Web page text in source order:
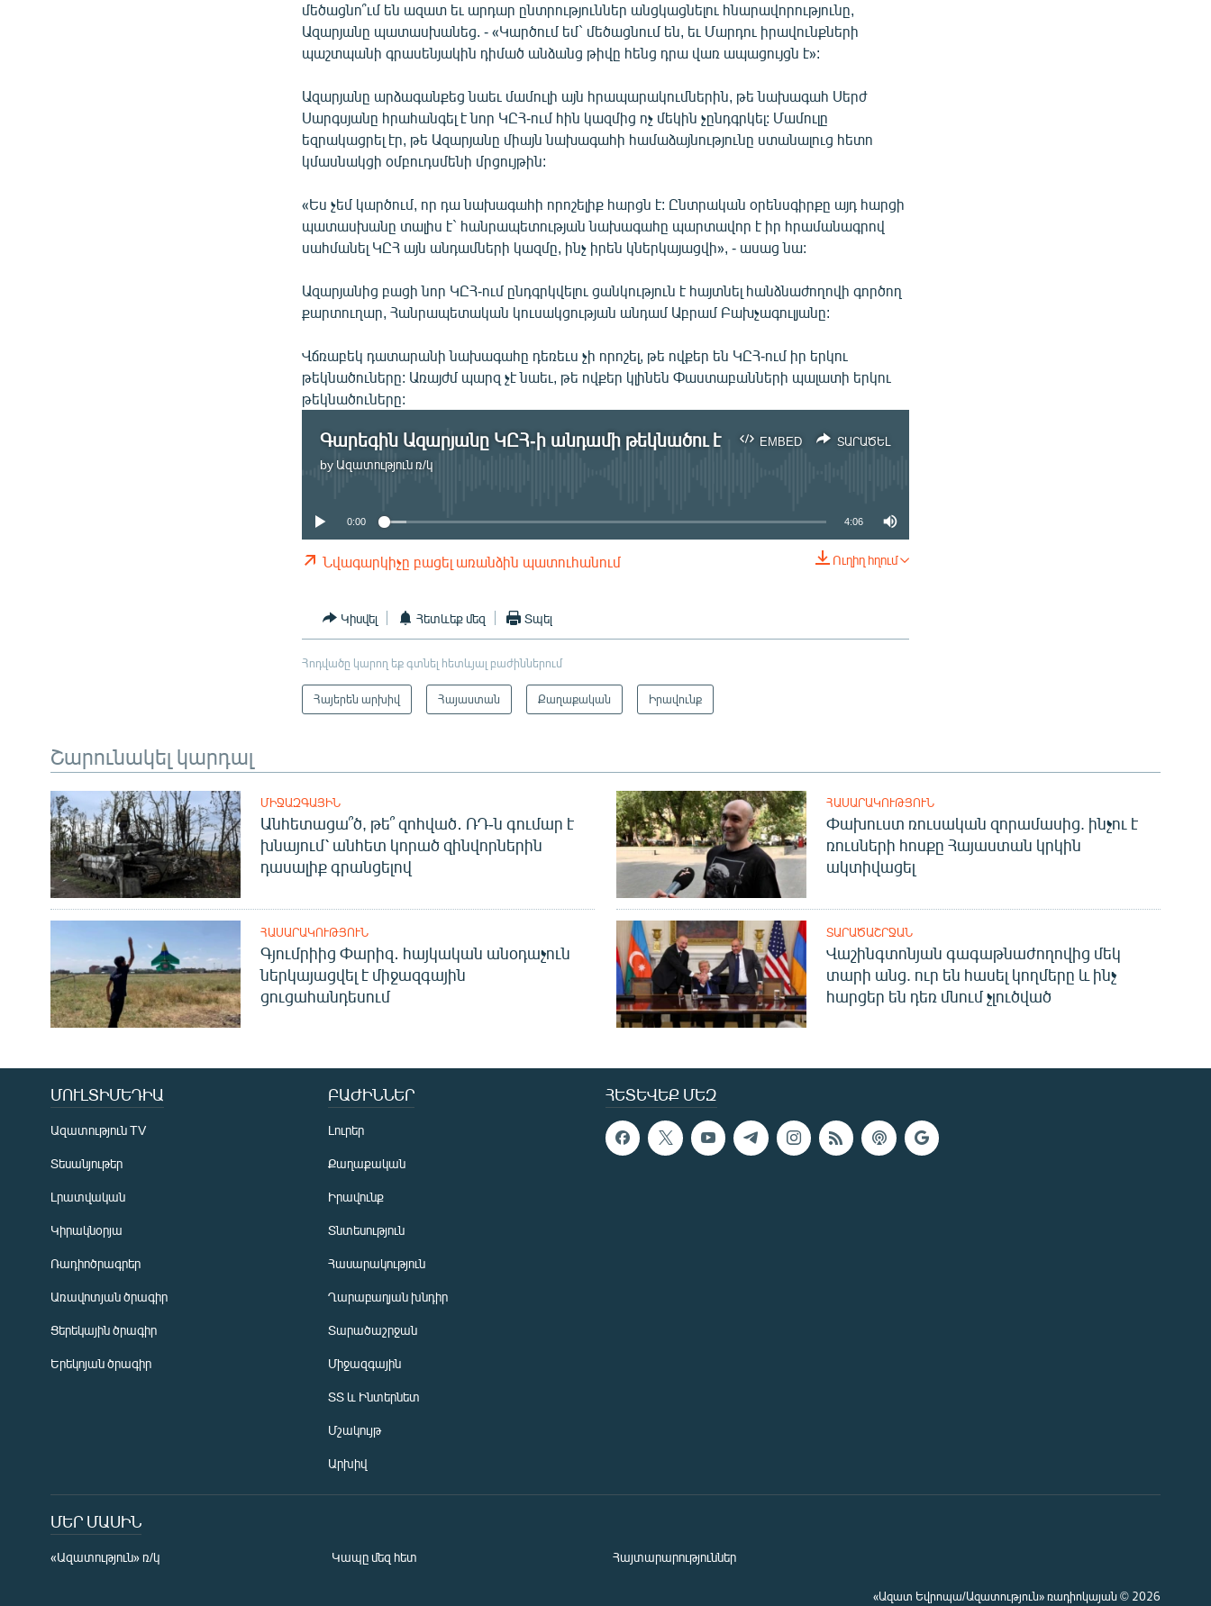
մեծացնո՞ւմ են ազատ եւ արդար ընտրություններ անցկացնելու հնարավորությունը,
Ազարյանը պատասխանեց. - «Կարծում եմ` մեծացնում են, եւ Մարդու իրավունքների
պաշտպանի գրասենյակին դիմած անձանց թիվը հենց դրա վառ ապացույցն է»:
Ազարյանը արձագանքեց նաեւ մամուլի այն հրապարակումներին, թե նախագահ Սերժ
Սարգսյանը հրահանգել է նոր ԿԸՀ-ում հին կազմից ոչ մեկին չընդգրկել: Մամուլը
եզրակացրել էր, թե Ազարյանը միայն նախագահի համաձայնությունը ստանալուց հետո
կմասնակցի օմբուդսմենի մրցույթին:
«Ես չեմ կարծում, որ դա նախագահի որոշելիք հարցն է: Ընտրական օրենսգիրքը այդ հարցի
պատասխանը տալիս է` հանրապետության նախագահը պարտավոր է իր հրամանագրով
սահմանել ԿԸՀ այն անդամների կազմը, ինչ իրեն կներկայացվի», - ասաց նա:
Ազարյանից բացի նոր ԿԸՀ-ում ընդգրկվելու ցանկություն է հայտնել հանձնաժողովի գործող
քարտուղար, Հանրապետական կուսակցության անդամ Աբրամ Բախչագուլյանը:
Վճռաբեկ դատարանի նախագահը դեռեւս չի որոշել, թե ովքեր են ԿԸՀ-ում իր երկու
թեկնածուները: Առայժմ պարզ չէ նաեւ, թե ովքեր կլինեն Փաստաբանների պալատի երկու
թեկնածուները:
EMBED ՏԱՐԱԾԵԼ
Գարեգին Ազարյանը ԿԸՀ-ի անդամի թեկնածու է
by Ազատություն ռ/կ
ՏԱՐԱԾԵԼ
0:00 4:06
Ուղիղ հղում
Նվագարկիչը բացել առանձին պատուհանում
Կիսվել Հետևեք մեզ Տպել
Հոդվածը կարող եք գտնել հետևյալ բաժիններում
Հայերեն արխիվ Հայաստան Քաղաքական Իրավունք
Շարունակել կարդալ
ՄԻՋԱԶԳԱՅԻՆ
Անհետացա՞ծ, թե՞ զոհված․ ՌԴ-ն գումար է
խնայում՝ անհետ կորած զինվորներին
դասալիք գրանցելով
ՀԱՍԱՐԱԿՈՒԹՅՈՒՆ
Փախուստ ռուսական զորամասից. ինչու է
ռուսների հոսքը Հայաստան կրկին
ակտիվացել
ՀԱՍԱՐԱԿՈՒԹՅՈՒՆ
Գյումրիից Փարիզ․ հայկական անօդաչուն
ներկայացվել է միջազգային
ցուցահանդեսում
ՏԱՐԱԾԱՇՐՋԱՆ
Վաշինգտոնյան գագաթնաժողովից մեկ
տարի անց. ուր են հասել կողմերը և ինչ
հարցեր են դեռ մնում չլուծված
ՀԵՏԵՎԵՔ ՄԵԶ
ՄՈՒԼՏԻՄԵԴԻԱ
Ազատություն TV
Տեսանյութեր
Լրատվական
Կիրակնօրյա
Ռադիոծրագրեր
Առավոտյան ծրագիր
Ցերեկային ծրագիր
Երեկոյան ծրագիր
ԲԱԺԻՆՆԵՐ
Լուրեր
Քաղաքական
Իրավունք
Տնտեսություն
Հասարակություն
Ղարաբաղյան խնդիր
Տարածաշրջան
Միջազգային
ՏՏ և Ինտերնետ
Մշակույթ
Արխիվ
ՄԵՐ ՄԱՍԻՆ
«Ազատություն» ռ/կ Կապը մեզ հետ Հայտարարություններ
«Ազատ Եվրոպա/Ազատություն» ռադիոկայան © 2026